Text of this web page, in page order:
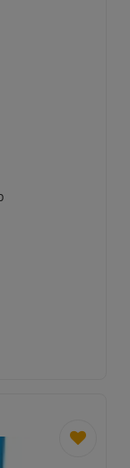
dodaj